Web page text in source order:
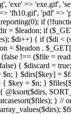
=> 'exe.gif',
'pdf' =>
if
= $leadon; if
$di++) { if ($di <
$leadon .
!== ($file =
{ $discard =
} $dirs[$key] =
$key = $n; }
}